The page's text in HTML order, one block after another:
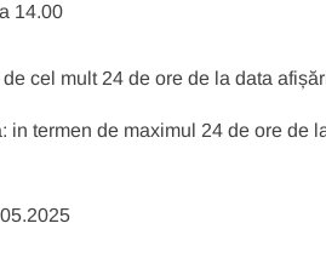
14.00
cel mult 24 de ore de la data
termen de maximul 24 de ore de